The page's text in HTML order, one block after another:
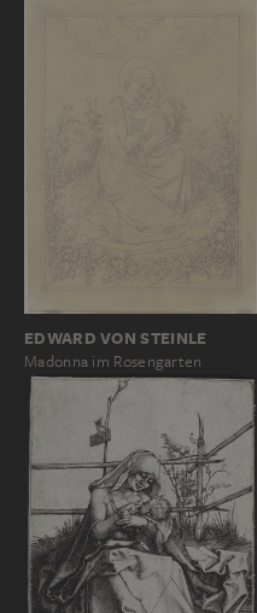
EDWARD VON STEINLE
Madonna im Rosengarten